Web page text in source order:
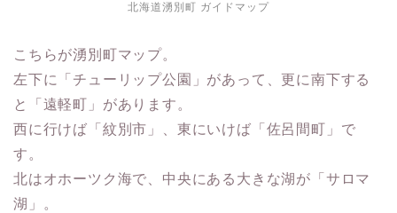
北海道湧別町 ガイドマップ
こちらが湧別町マップ。
左下に「チューリップ公園」があって、更に南下する
と「遠軽町」があります。
西に行けば「紋別市」、東にいけば「佐呂間町」で
す。
北はオホーツク海で、中央にある大きな湖が「サロマ
湖」。